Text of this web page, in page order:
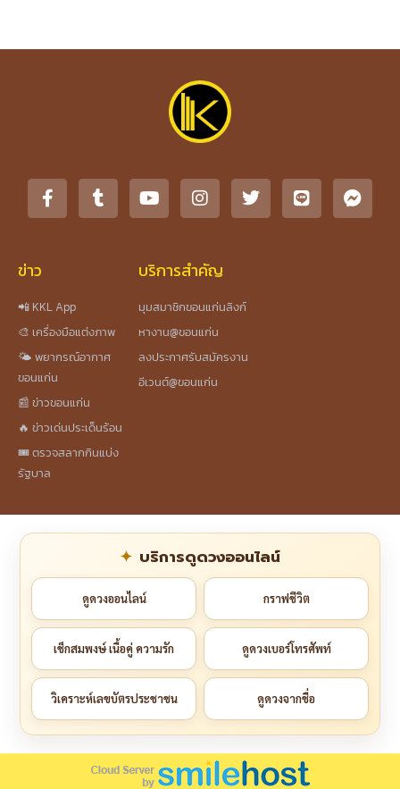
ข่าว
📲 KKL App
🎨 เครื่องมือแต่งภาพ
🌤️ พยากรณ์อากาศ
ขอนแก่น
📰 ข่าวขอนแก่น
🔥 ข่าวเด่นประเด็นร้อน
🎟️ ตรวจสลากกินแบ่ง
รัฐบาล
บริการสำคัญ
มุมสมาชิกขอนแก่นลิงก์
หางาน@ขอนแก่น
ลงประกาศรับสมัครงาน
อีเวนต์@ขอนแก่น
บริการดูดวงออนไลน์
ดูดวงออนไลน์ กราฟชีวิต
เช็กสมพงษ์ เนื้อคู่ ความรัก ดูดวงเบอร์โทรศัพท์
วิเคราะห์เลขบัตรประชาชน ดูดวงจากชื่อ